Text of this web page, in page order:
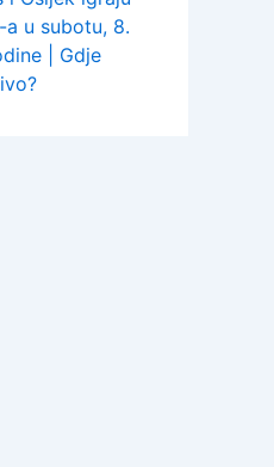
a u subotu, 8.
| Gdje